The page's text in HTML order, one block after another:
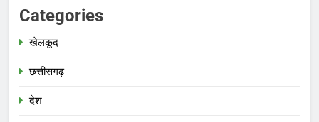
Categories
खेलकूद
छत्तीसगढ़
देश